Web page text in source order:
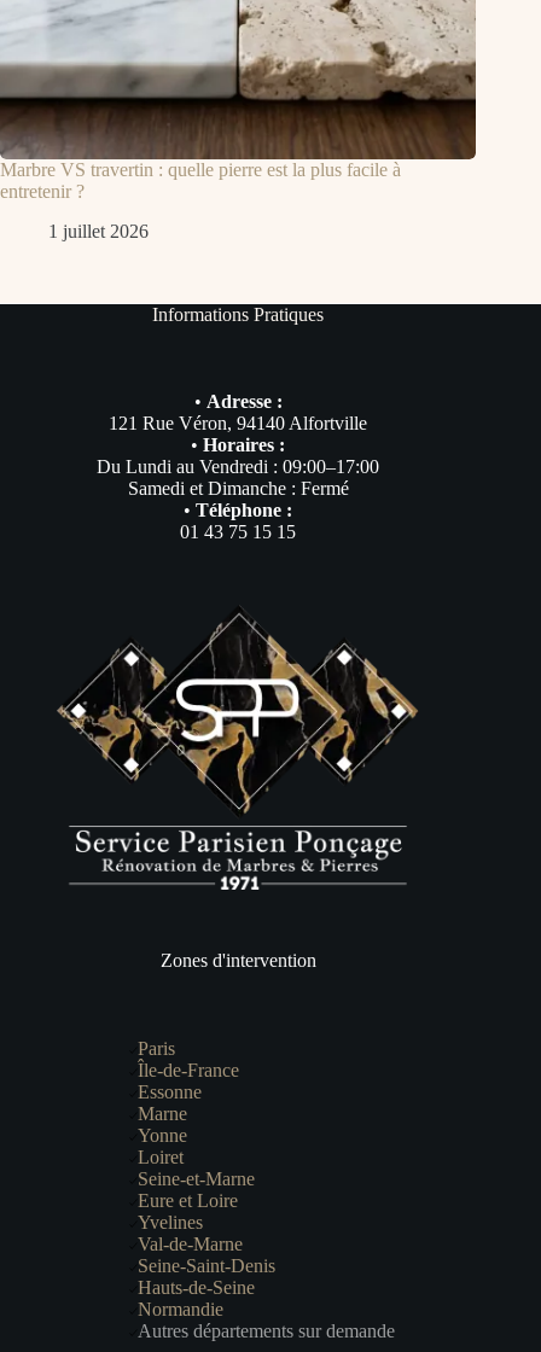
Marbre VS travertin : quelle pierre est la plus facile à
entretenir ?
1 juillet 2026
Informations Pratiques
• Adresse :
121 Rue Véron, 94140 Alfortville
•Horaires :
Du Lundi au Vendredi : 09:00–17:00
Samedi et Dimanche : Fermé
•Téléphone :
01 43 75 15 15
Zones d'intervention
Paris
Île-de-France
Essonne
Marne
Yonne
Loiret
Seine-et-Marne
Eure et Loire
Yvelines
Val-de-Marne
Seine-Saint-Denis
Hauts-de-Seine
Normandie
Autres départements sur demande